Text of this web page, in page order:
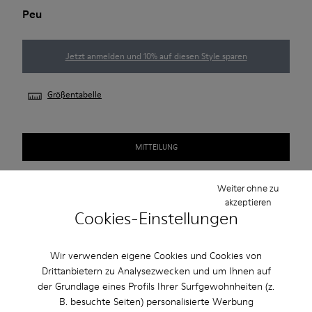
Cookies-Einstellungen
Wir verwenden eigene Cookies und Cookies von
Drittanbietern zu Analysezwecken und um Ihnen auf
der Grundlage eines Profils Ihrer Surfgewohnheiten (z.
B. besuchte Seiten) personalisierte Werbung
Weiter ohne zu
akzeptieren
Peu
Jetzt anmelden und 10% auf diesen Style sparen
Größentabelle
MITTEILUNG
Nutzen Sie den kostenlosen Standardversand und die
kostenlose Lieferung in die Stores bei Einkäufen über 45€.
Beschreibung
Made using the Strobel construction technique, our iconic
casual women's shoes are modeled to the shape of the foot